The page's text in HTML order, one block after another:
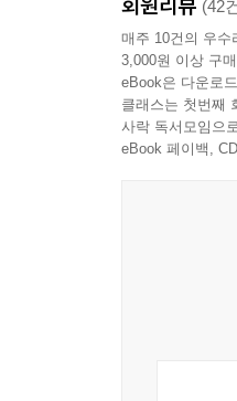
--- p.138
행복. 그것은
매우 간단합니
--- p.150
부디 그대의 시
2장 ‘바람의 징
하는지, 바람
삶의 지혜를
실패를 겪으라
4장 ‘시의 징
시 작품들을
각 장의 제목
(42
매주 10건의 우
3,000원 이상 구
eBook은 다운로
클래스는 첫번째
사락 독서모임으
eBook 페이백,